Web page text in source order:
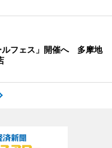
ルフェス」開催へ 多摩地